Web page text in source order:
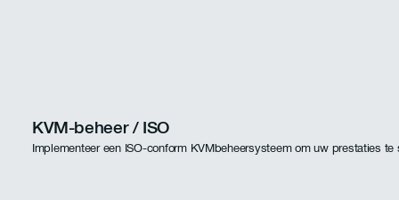
KVM-beheer / ISO
Implementeer een ISO-conform KVMbeheersysteem om uw prestaties te